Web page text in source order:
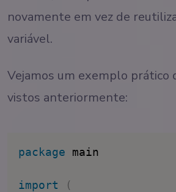
novamente em vez de
variável.
Vejamos um exemplo prático
vistos anteriormente:
package main
import
(